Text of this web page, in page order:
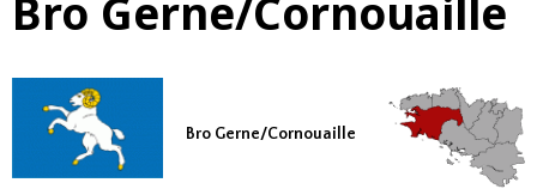
Bro Gerne/Cornouaille
Bro Gerne/Cornouaille